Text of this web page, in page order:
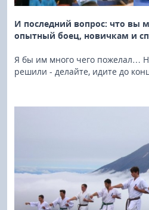
И последний вопрос: что вы
опытный боец, новичкам и
Я бы им много чего пожелал…
решили - делайте, идите до